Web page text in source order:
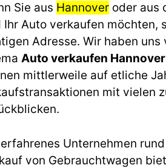
Sie aus Hannover oder aus
Ihr Auto verkaufen möchten,
Adresse. Wir haben uns
Auto verkaufen
mittlerweile auf etliche
mit vielen
Unternehmen
von Gebrauchtwagen